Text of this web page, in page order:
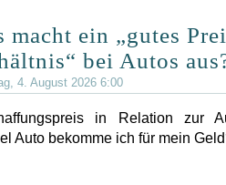
macht ein „gutes
bei Autos
4. August 2026 6:00
in Relation zur
Auto bekomme ich für mein